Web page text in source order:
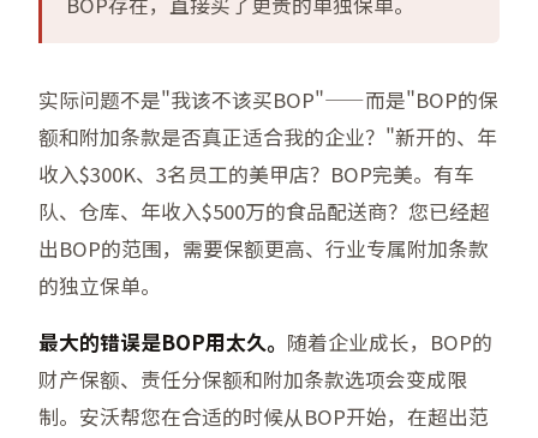
实际问题不是"我该不该买BOP"——而是"BOP的保
额和附加条款是否真正适合我的企业？"新开的、年
收入$300K、3名员工的美甲店？BOP完美。有车
队、仓库、年收入$500万的食品配送商？您已经超
出BOP的范围，需要保额更高、行业专属附加条款
的独立保单。
最大的错误是BOP用太久。 随着企业成长，BOP的
财产保额、责任分保额和附加条款选项会变成限
制。安沃帮您在合适的时候从BOP开始，在超出范